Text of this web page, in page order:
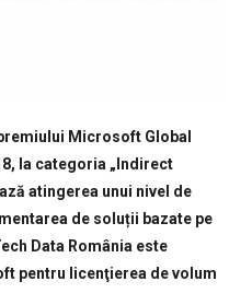
Microsoft Global
la categoria „Indirect
atingerea unui nivel de
de soluții bazate pe
Data România este
pentru licenţierea de volum